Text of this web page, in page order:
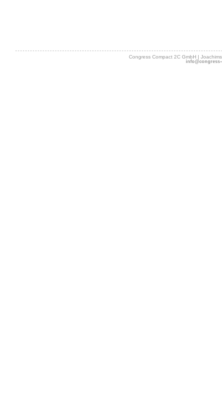
Congress Compact 2C GmbH |